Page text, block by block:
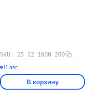
SKU: 25 22 1000 200
11 авг.
В корзину